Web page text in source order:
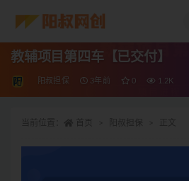
教辅项目第四车【已交付】
阳叔担保 3年前 0 1.2K